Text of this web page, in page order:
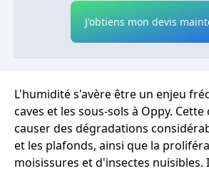
J'obtiens mon devis
L'humidité s'avère être un enjeu
caves et les sous-sols à Oppy.
causer des dégradations
et les plafonds, ainsi que la
moisissures et d'insectes nuisibles.